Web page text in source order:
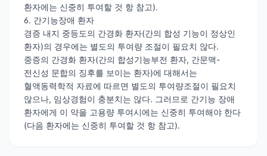
환자에는 신중히 투여할 것 항 참고).
6. 간기능장애 환자
경증 내지 중등도의 간경화 환자(간의 합성 기능이 정상인
환자)의 경우에는 별도의 투여량 조절이 필요치 않다.
중증의 간경화 환자(간의 합성기능부전 환자, 간문맥-
전신성 문합의 징후를 보이는 환자)에 대해서는
혈액동력학적 자료에 따르면 별도의 투여량조절이 필요치
않으나, 임상경험이 충분치는 않다. 그러므로 간기능 장애
환자에게 이 약을 고용량 투여시에는 신중히 투여해야 한다
(다음 환자에는 신중히 투여할 것 항 참고).